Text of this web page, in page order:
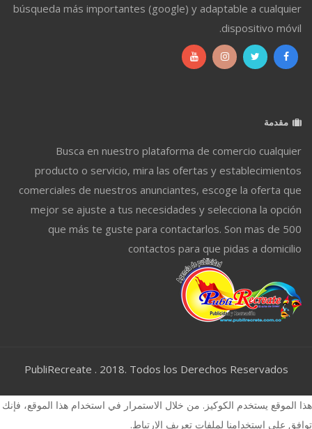
búsqueda más importantes (google) y adaptable a cualquier
dispositivo móvil.
مقدمة
Busca en nuestro plataforma de comercio cualquier
producto o servicio, mira las ofertas y establecimientos
comerciales de nuestros anunciantes, escoge la oferta que
mejor se ajuste a tus necesidades y selecciona la opción
que más te guste para contactarlos. Son mas de 500
contactos para que pidas a domicilio
PubliRecreate . 2018. Todos los Derechos Reservados
هذا الموقع يستخدم الكوكيز. من خلال الاستمرار في استخدام هذا الموقع، فإنك
توافق على استخدامنا لملفات تعريف الارتباط.